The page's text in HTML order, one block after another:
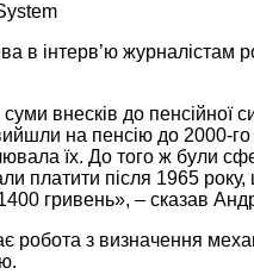
в інтерв’ю
внесків до пенсійної
на пенсію до 2000-
їх. До того ж були
платити після 1965
гривень», – сказав
робота з визначення